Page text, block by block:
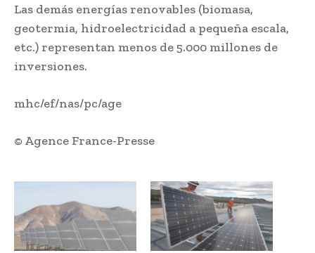
Las demás energías renovables (biomasa,
geotermia, hidroelectricidad a pequeña escala,
etc.) representan menos de 5.000 millones de
inversiones.
mhc/ef/nas/pc/age
© Agence France-Presse